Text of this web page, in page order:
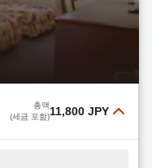
JPY
12시까지)
녁 식사는 사시미와 덴푸
JPY
총액
(세금 포함)11,800 JPY